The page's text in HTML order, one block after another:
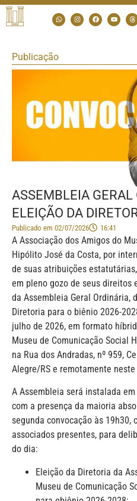
Publicação
ASSEMBLEIA
ELEIÇÃO DA
Publicado em 02/07/2026 16:41
A Associação dos Amigos do
Hipólito José da Costa, por
de suas atribuições
em pleno gozo de seus
da Assembleia Geral Ordinária,
Diretoria para o biênio 2026-
julho de 2026, em formato
Museu de Comunicação Social
na Rua dos Andradas, nº 959,
Alegre/RS e remotamente neste
A Assembleia será instalada
com a presença da maioria
segunda convocação às 19h30,
associados presentes, para
do dia:
Eleição da Diretoria da
Museu de Comunicação